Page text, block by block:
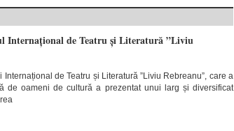
Internațional de Teatru și Literatură ”Liviu
de Teatru și Literatură ”Liviu Rebreanu”, care a
de oameni de cultură a prezentat unui larg și diversificat